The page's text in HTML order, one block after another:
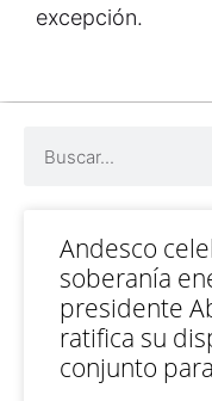
excepción.
Andesco
soberanía
presidente
ratifica su
conjunto